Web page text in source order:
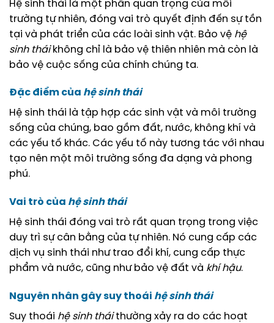
Hệ sinh thái là một phần quan trọng của môi
trường tự nhiên, đóng vai trò quyết định đến sự tồn
tại và phát triển của các loài sinh vật. Bảo vệ hệ
sinh tháikhông chỉ là bảo vệ thiên nhiên mà còn là
bảo vệ cuộc sống của chính chúng ta.
Đặc điểm của hệ sinh thái
Hệ sinh thái là tập hợp các sinh vật và môi trường
sống của chúng, bao gồm đất, nước, không khí và
các yếu tố khác. Các yếu tố này tương tác với nhau
tạo nên một môi trường sống đa dạng và phong
phú.
Vai trò của hệ sinh thái
Hệ sinh thái đóng vai trò rất quan trọng trong việc
duy trì sự cân bằng của tự nhiên. Nó cung cấp các
dịch vụ sinh thái như trao đổi khí, cung cấp thực
phẩm và nước, cũng như bảo vệ đất và khí hậu.
Nguyên nhân gây suy thoái hệ sinh thái
Suy thoái hệ sinh tháithường xảy ra do các hoạt